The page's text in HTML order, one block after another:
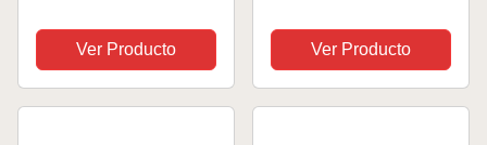
Deporte Fitness Gym
Correr Gimnasio
Deportives
Ver Producto Ver Producto